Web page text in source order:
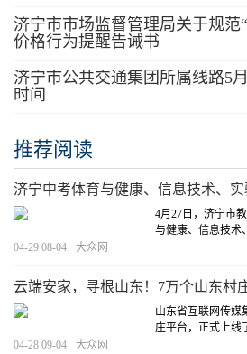
济宁市市场监督管理局关于规范
价格行为提醒告诫书
济宁市公共交通集团所属线路5
时间
推荐阅读
济宁中考体育与健康、信息技术、
话公布
4月27日，济宁市
与健康、信息技术
04-29 08-04 大众网
云端安家，寻根山东！7万个山东村
故乡记忆
山东省互联网传媒
庄平台，正式上线
04-28 09-04
大众网